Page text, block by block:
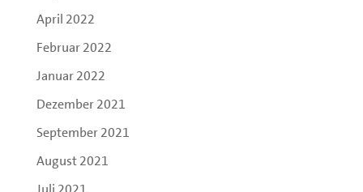
April 2022
Februar 2022
Januar 2022
Dezember 2021
September 2021
August 2021